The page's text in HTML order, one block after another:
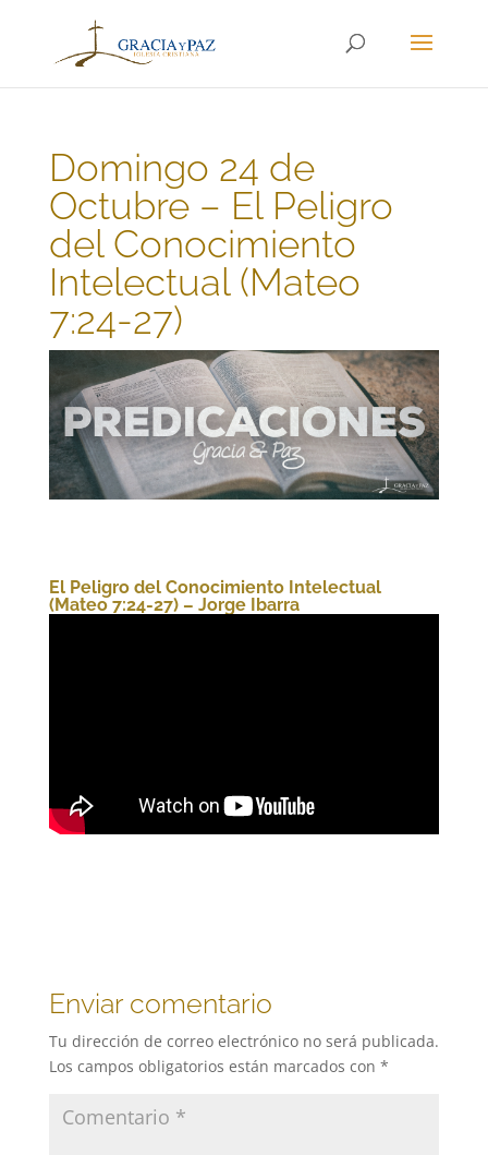
Domingo 24 de
Octubre – El Peligro
del Conocimiento
Intelectual (Mateo
7:24-27)
El Peligro del Conocimiento Intelectual
(Mateo 7:24-27) – Jorge Ibarra
Enviar comentario
Tu dirección de correo electrónico no será publicada.
Los campos obligatorios están marcados con *